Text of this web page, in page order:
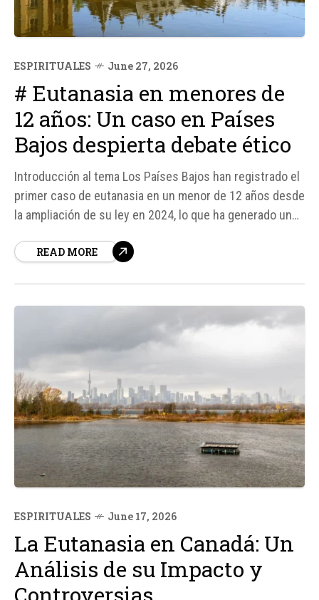
ESPIRITUALES June 27, 2026
# Eutanasia en menores de
12 años: Un caso en Países
Bajos despierta debate ético
Introducción al tema Los Países Bajos han registrado el
primer caso de eutanasia en un menor de 12 años desde
la ampliación de su ley en 2024, lo que ha generado un
católicos y grupos provida. Según fuentes, el caso
READ MORE
ESPIRITUALES June 17, 2026
La Eutanasia en Canadá: Un
Análisis de su Impacto y